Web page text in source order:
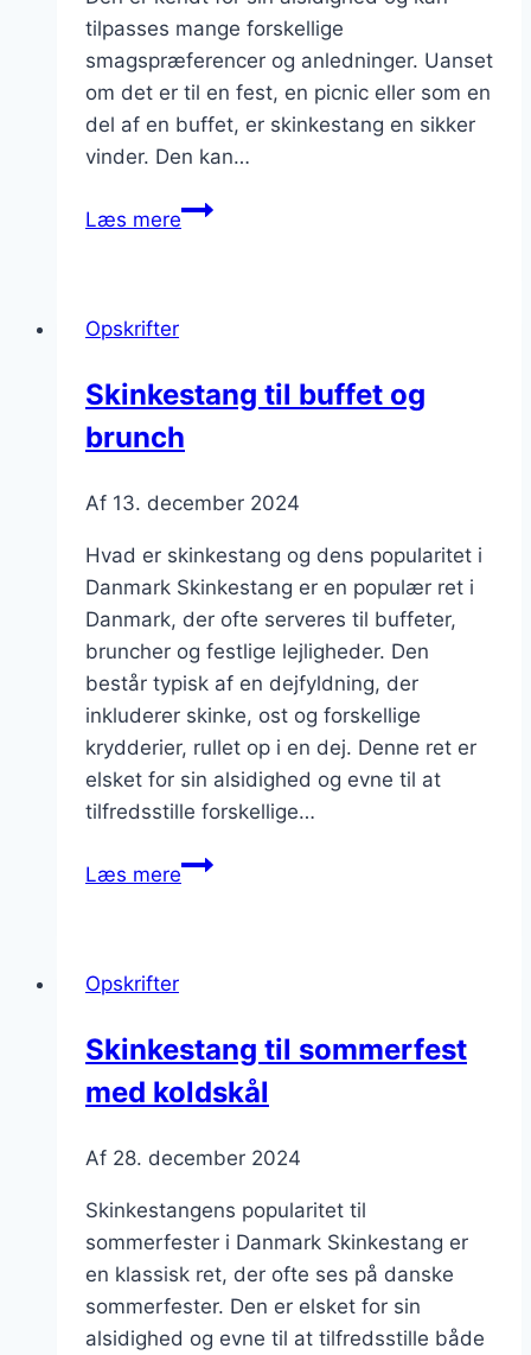
tilpasses mange forskellige
smagspræferencer og anledninger. Uanset
om det er til en fest, en picnic eller som en
del af en buffet, er skinkestang en sikker
vinder. Den kan…
Læs mereSkinkestang
fokus
Opskrifter
Skinkestang til buffet og
brunch
Af 13. december 2024
Hvad er skinkestang og dens popularitet i
Danmark Skinkestang er en populær ret i
Danmark, der ofte serveres til buffeter,
bruncher og festlige lejligheder. Den
består typisk af en dejfyldning, der
inkluderer skinke, ost og forskellige
krydderier, rullet op i en dej. Denne ret er
elsket for sin alsidighed og evne til at
tilfredsstille forskellige…
Læs mereSkinkestang
Opskrifter
Skinkestang til sommerfest
med koldskål
Af 28. december 2024
Skinkestangens popularitet til
sommerfester i Danmark Skinkestang er
en klassisk ret, der ofte ses på danske
sommerfester. Den er elsket for sin
alsidighed og evne til at tilfredsstille både